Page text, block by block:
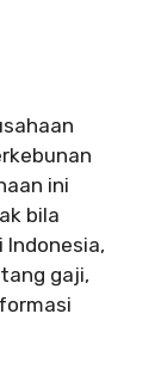
ini
bila
Indonesia,
gaji,